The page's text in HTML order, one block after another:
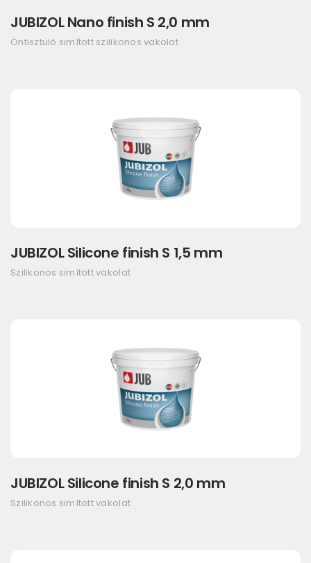
JUBIZOL Nano finish S 2,0 mm
Öntisztuló simított szilikonos vakolat
JUBIZOL Silicone finish S 1,5 mm
Szilikonos simított vakolat
JUBIZOL Silicone finish S 2,0 mm
Szilikonos simított vakolat